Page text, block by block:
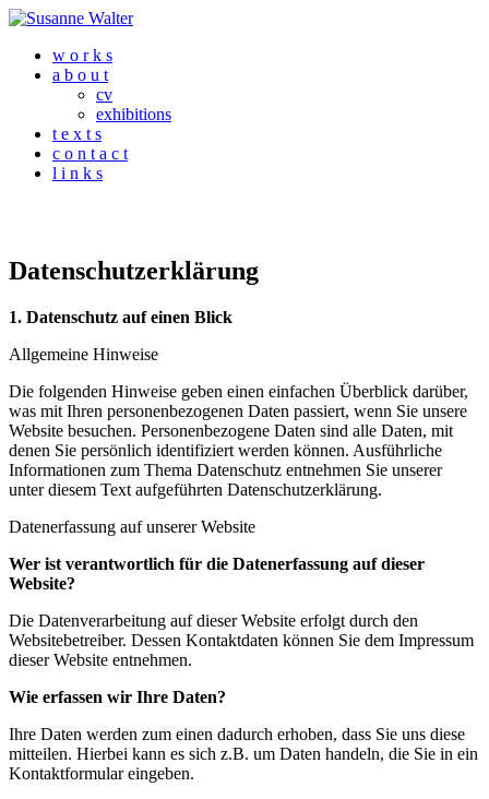
w o r k s
a b o u t
cv
exhibitions
t e x t s
c o n t a c t
l i n k s
Datenschutzerklärung
1. Datenschutz auf einen Blick
Allgemeine Hinweise
Die folgenden Hinweise geben einen einfachen Überblick darüber,
was mit Ihren personenbezogenen Daten passiert, wenn Sie unsere
Website besuchen. Personenbezogene Daten sind alle Daten, mit
denen Sie persönlich identifiziert werden können. Ausführliche
Informationen zum Thema Datenschutz entnehmen Sie unserer
unter diesem Text aufgeführten Datenschutzerklärung.
Datenerfassung auf unserer Website
Wer ist verantwortlich für die Datenerfassung auf dieser
Website?
Die Datenverarbeitung auf dieser Website erfolgt durch den
Websitebetreiber. Dessen Kontaktdaten können Sie dem Impressum
dieser Website entnehmen.
Wie erfassen wir Ihre Daten?
Ihre Daten werden zum einen dadurch erhoben, dass Sie uns diese
mitteilen. Hierbei kann es sich z.B. um Daten handeln, die Sie in ein
Kontaktformular eingeben.